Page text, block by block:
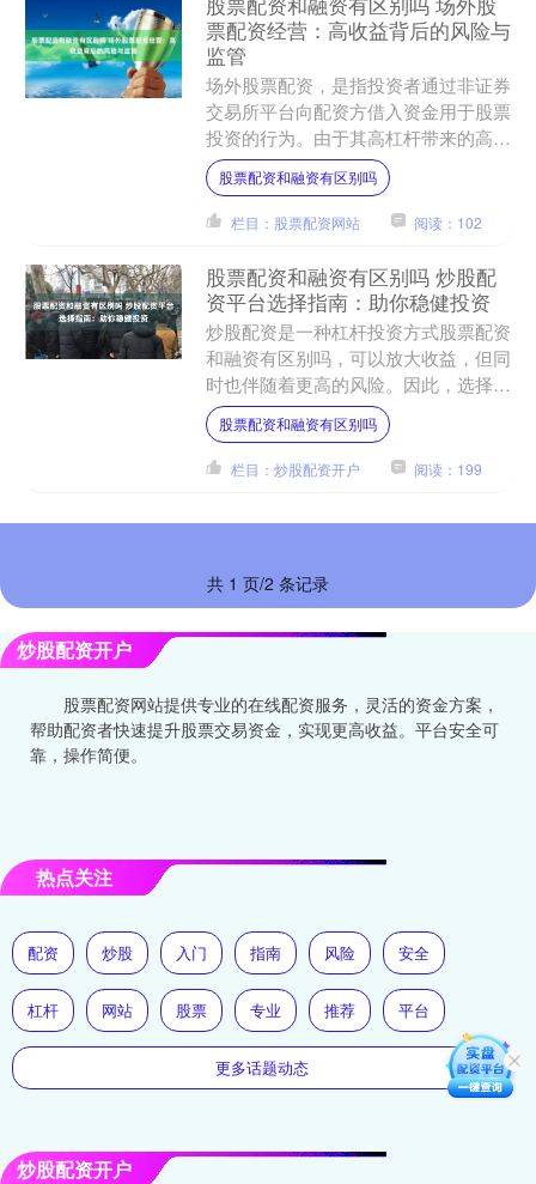
票配资经营：高收益背后的风险与
监管
场外股票配资，是指投资者通过非证券
交易所平台向配资方借入资金用于股票
投资的行为。由于其高杠杆带来的高收
益，场外股票配资近年来受到不少投资
者的追捧。然而股票配资和....
股票配资和融资有区别吗
栏目：股票配资网站 阅读：102
股票配资和融资有区别吗 炒股配
资平台选择指南：助你稳健投资
炒股配资是一种杠杆投资方式股票配资
和融资有区别吗，可以放大收益，但同
时也伴随着更高的风险。因此，选择一
个可靠的配资平台至关重要。以下指南
将帮助你做出明智的选择：....
股票配资和融资有区别吗
栏目：炒股配资开户 阅读：199
共 1 页/2 条记录
炒股配资开户
股票配资网站提供专业的在线配资服务，灵活的资金方案，
帮助配资者快速提升股票交易资金，实现更高收益。平台安全可
靠，操作简便。
热点关注
配资 炒股 入门 指南 风险 安全
杠杆 网站 股票 专业 推荐 平台
更多话题动态
炒股配资开户